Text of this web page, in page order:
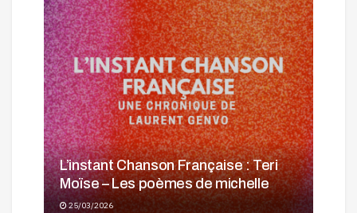
L’instant Chanson Française : Teri
Moïse – Les poèmes de michelle
25/03/2026